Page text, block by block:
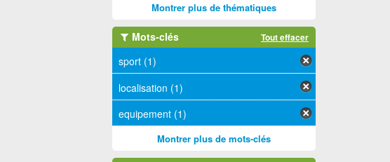
Montrer plus de thématiques
Mots-clés Tout effacer
sport (1)
localisation (1)
equipement (1)
Montrer plus de mots-clés